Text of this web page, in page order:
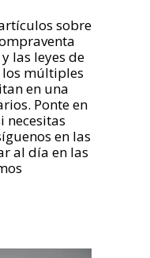
sobre
las leyes de
múltiples
en una
Ponte en
necesitas
en las
al día en las